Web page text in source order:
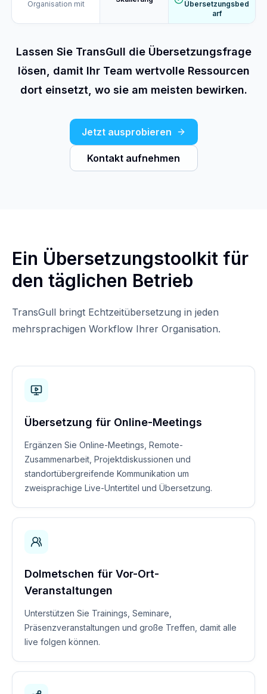
Organisation mit
Übersetzungsbed
arf
Lassen Sie TransGull die Übersetzungsfrage
lösen, damit Ihr Team wertvolle Ressourcen
dort einsetzt, wo sie am meisten bewirken.
Jetzt ausprobieren
Kontakt aufnehmen
Ein Übersetzungstoolkit für
den täglichen Betrieb
TransGull bringt Echtzeitübersetzung in jeden
mehrsprachigen Workflow Ihrer Organisation.
Übersetzung für Online-Meetings
Ergänzen Sie Online-Meetings, Remote-
Zusammenarbeit, Projektdiskussionen und
standortübergreifende Kommunikation um
zweisprachige Live-Untertitel und Übersetzung.
Dolmetschen für Vor-Ort-
Veranstaltungen
Unterstützen Sie Trainings, Seminare,
Präsenzveranstaltungen und große Treffen, damit alle
live folgen können.